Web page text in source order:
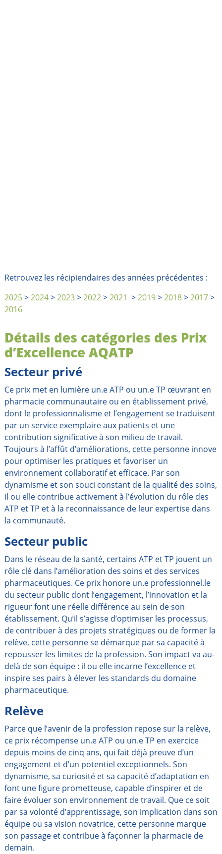
Retrouvez les récipiendaires des années précédentes :
2025>2024>2023>2022>2021 >2019>2018>2017>
2016
Détails des catégories des Prix
d’Excellence AQATP
Secteur privé
Ce prix met en lumière un.e ATP ou un.e TP œuvrant en
pharmacie communautaire ou en établissement privé,
dont le professionnalisme et l’engagement se traduisent
par un service exemplaire aux patients et une
contribution significative à son milieu de travail.
Toujours à l’affût d’améliorations, cette personne innove
pour optimiser les pratiques et favoriser un
environnement collaboratif et efficace. Par son
dynamisme et son souci constant de la qualité des soins,
il ou elle contribue activement à l’évolution du rôle des
ATP et TP et à la reconnaissance de leur expertise dans
la communauté.
Secteur public
Dans le réseau de la santé, certains ATP et TP jouent un
rôle clé dans l’amélioration des soins et des services
pharmaceutiques. Ce prix honore un.e professionnel.le
du secteur public dont l’engagement, l’innovation et la
rigueur font une réelle différence au sein de son
établissement. Qu’il s’agisse d’optimiser les processus,
de contribuer à des projets stratégiques ou de former la
relève, cette personne se démarque par sa capacité à
repousser les limites de la profession. Son impact va au-
delà de son équipe : il ou elle incarne l’excellence et
inspire ses pairs à élever les standards du domaine
pharmaceutique.
Relève
Parce que l’avenir de la profession repose sur la relève,
ce prix récompense un.e ATP ou un.e TP en exercice
depuis moins de cinq ans, qui fait déjà preuve d’un
engagement et d’un potentiel exceptionnels. Son
dynamisme, sa curiosité et sa capacité d’adaptation en
font une figure prometteuse, capable d’inspirer et de
faire évoluer son environnement de travail. Que ce soit
par sa volonté d’apprentissage, son implication dans son
équipe ou sa vision novatrice, cette personne marque
son passage et contribue à façonner la pharmacie de
demain.